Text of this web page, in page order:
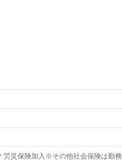
労災保険加入※その他社会保険は勤務